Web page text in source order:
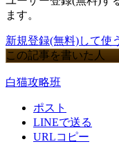
ます。
新規登録(無料)して使
この記事を書いた人
白猫攻略班
ポスト
LINEで送る
URLコピー